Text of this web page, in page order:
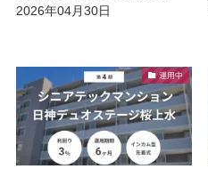
2026年04月30日
運用中